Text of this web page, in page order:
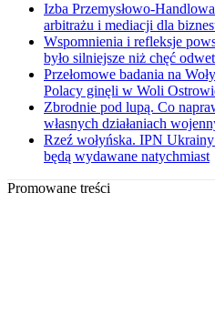
Izba Przemysłowo-
arbitrażu i mediacji dla
Wspomnienia i refleksje
było silniejsze niż chęć
Przełomowe badania na
Polacy ginęli w Woli
Zbrodnie pod lupą. Co
własnych działaniach
Rzeź wołyńska. IPN
będą wydawane natychmiast
Promowane treści